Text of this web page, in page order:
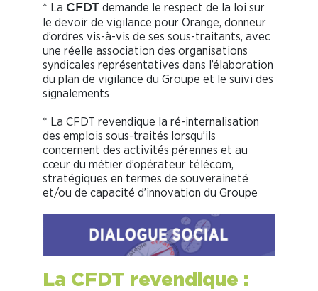
* La CFDT demande le respect de la loi sur
le devoir de vigilance pour Orange, donneur
d’ordres vis-à-vis de ses sous-traitants, avec
une réelle association des organisations
syndicales représentatives dans l’élaboration
du plan de vigilance du Groupe et le suivi des
signalements
* La CFDT revendique la ré-internalisation
des emplois sous-traités lorsqu’ils
concernent des activités pérennes et au
cœur du métier d’opérateur télécom,
stratégiques en termes de souveraineté
et/ou de capacité d’innovation du Groupe
La CFDT revendique :